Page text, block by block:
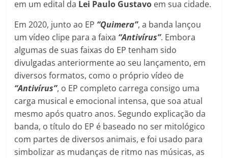
em um edital da Lei Paulo Gustavo em sua cidade.
Em 2020, junto ao EP “Quimera”, a banda lançou
um vídeo clipe para a faixa “Antivírus”. Embora
algumas de suas faixas do EP tenham sido
divulgadas anteriormente ao seu lançamento, em
diversos formatos, como o próprio vídeo de
“Antivírus”, o EP completo carrega consigo uma
carga musical e emocional intensa, que soa atual
mesmo após quatro anos. Segundo explicação da
banda, o título do EP é baseado no ser mitológico
com partes de diversos animais, e foi usado para
simbolizar as mudanças de ritmo nas músicas, as